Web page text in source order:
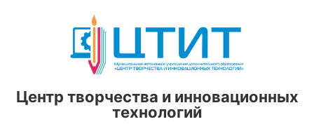
Центр творчества и инновационных
технологий